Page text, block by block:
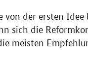
von der ersten Idee
sich die
meisten